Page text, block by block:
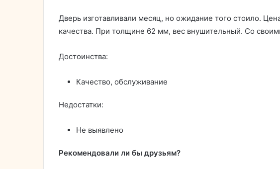
Дверь изготавливали месяц, но ожидание того стоило.
качества. При толщине 62 мм, вес внушительный. Со
Достоинства:
Качество, обслуживание
Недостатки:
Не выявлено
Рекомендовали ли бы друзьям?